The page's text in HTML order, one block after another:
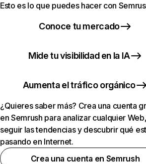
Esto es lo que puedes hacer con
Conoce tu mercado
Mide tu visibilidad en la IA
Aumenta el tráfico orgánico
¿Quieres saber más? Crea una cuenta
en Semrush para analizar cualquier
seguir las tendencias y descubrir qué
pasando en Internet.
Crea una cuenta en Semrush